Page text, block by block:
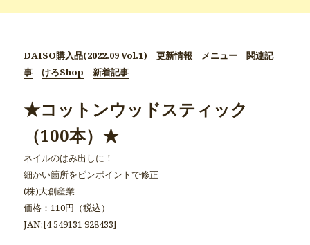
DAISO購入品(2022.09 Vol.1) 更新情報 メニュー
関連記
事
けろShop 新着記事
★コットンウッドスティック
（100本）★
ネイルのはみ出しに！
細かい箇所をピンポイントで修正
(株)大創産業
価格：110円（税込）
JAN:[4 549131 928433]